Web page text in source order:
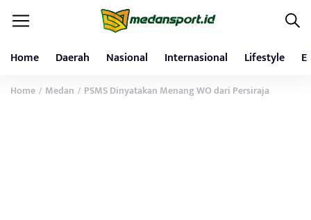
Home Daerah Nasional Internasional Lifestyle
Home / Medan / PSMS Dinyatakan Menang WO dari Persiraja